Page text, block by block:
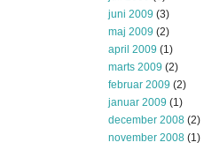
juni 2009 (3)
maj 2009 (2)
april 2009 (1)
marts 2009 (2)
februar 2009 (2)
januar 2009 (1)
december 2008 (2)
november 2008 (1)